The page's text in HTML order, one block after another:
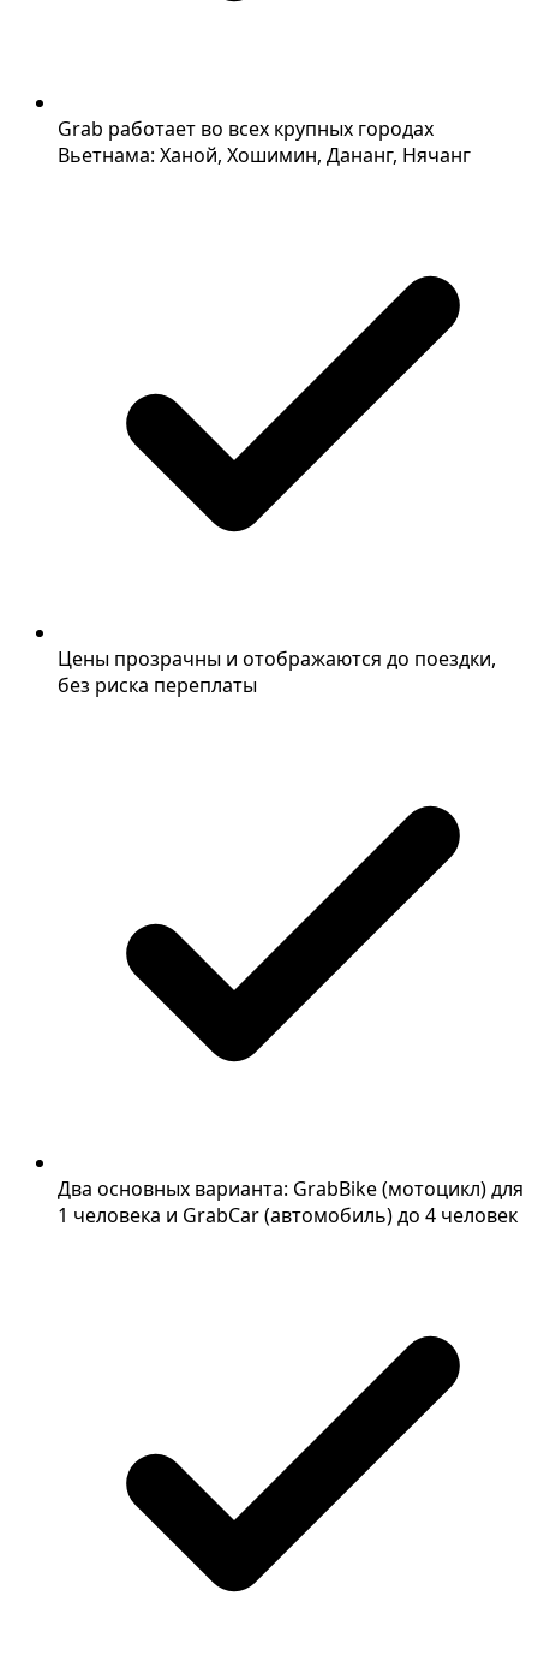
Grab работает во всех крупных городах
Вьетнама: Ханой, Хошимин, Дананг, Нячанг
Цены прозрачны и отображаются до поездки,
без риска переплаты
Два основных варианта: GrabBike (мотоцикл) для
1 человека и GrabCar (автомобиль) до 4 человек